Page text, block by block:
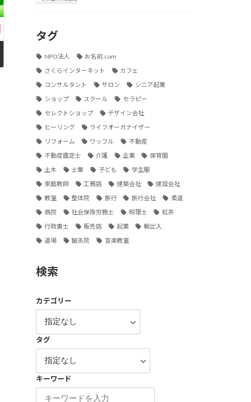
タグ
NPO法人
お名前.com
さくらインターネット
カフェ
コンサルタント
サロン
シニア起業
ショップ
スクール
セラピー
セレクトショップ
デザイン会社
ヒーリング
ライフオーガナイザー
リフォーム
ワッフル
不動産
不動産鑑定士
介護 企業
保育園
土木
士業 子ども
学生服
家庭教師
工務店 建築会社
建設会社
教室
整体院 旅行 旅行会社
柔道
病院
社会保険労務士 税理士
紅茶
行政書士
販売店 起業
輸出入
道場
鍼灸院 音楽教室
検索
カテゴリー
タグ
キーワード